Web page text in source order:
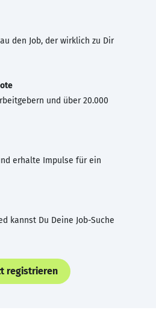
den Job, der wirklich zu Dir
und über 20.000
erhalte Impulse für ein
kannst Du Deine Job-Suche
registrieren